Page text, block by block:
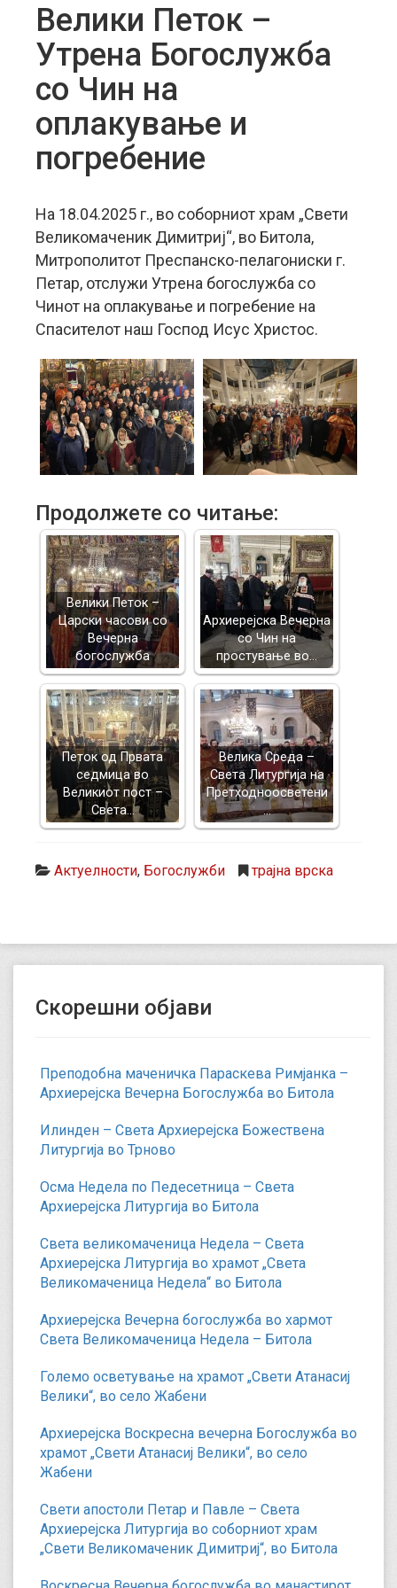
Велики Петок –
Утрена Богослужба
со Чин на
оплакување и
погребение
На 18.04.2025 г., во соборниот храм „Свети
Великомаченик Димитриј“, во Битола,
Митрополитот Преспанско-пелагониски г.
Петар, отслужи Утрена богослужба со
Чинот на оплакување и погребение на
Спасителот наш Господ Исус Христос.
Продолжете со читање:
Велики Петок –
Царски часови со
Вечерна
богослужба
Архиерејска Вечерна
со Чин на
простување во…
Петок од Првата
седмица во
Великиот пост –
Света…
Велика Среда –
Света Литургија на
Претходноосветени
…
Актуелности, Богослужби трајна врска
Скорешни објави
Преподобна маченичка Параскева Римјанка –
Архиерејска Вечерна Богослужба во Битола
Илинден – Света Архиерејска Божествена
Литургија во Трново
Осма Недела по Педесетница – Света
Архиерејска Литургија во Битола
Света великомаченица Недела – Света
Архиерејска Литургија во храмот „Света
Великомаченица Недела“ во Битола
Архиерејска Вечерна богослужба во хармот
Света Великомаченица Недела – Битола
Големо осветување на храмот „Свети Атанасиј
Велики“, во село Жабени
Архиерејска Воскресна вечерна Богослужба во
храмот „Свети Атанасиј Велики“, во село
Жабени
Свети апостоли Петар и Павле – Света
Архиерејска Литургија во соборниот храм
„Свети Великомаченик Димитриј“, во Битола